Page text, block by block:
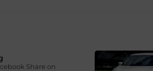
Share on